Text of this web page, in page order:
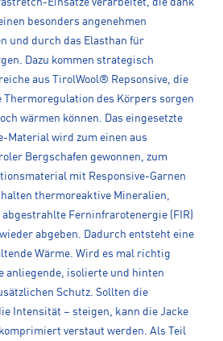
Einsätze verarbeitet, die dank
besonders angenehmen
und durch das Elasthan für
Dazu kommen strategisch
aus TirolWool® Repsonsive, die
Thermoregulation des Körpers sorgen
wärmen können. Das eingesetzte
Material wird zum einen aus
Bergschafen gewonnen, zum
mit Responsive-Garnen
thermoreaktive Mineralien,
abgestrahlte Ferninfrarotenergie (FIR)
abgeben. Dadurch entsteht eine
Wärme. Wird es mal richtig
anliegende, isolierte und hinten
Schutz. Sollten die
Intensität – steigen, kann die Jacke
verstaut werden. Als Teil